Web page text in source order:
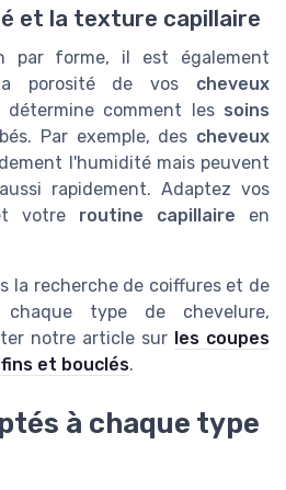
et la texture capillaire
par forme, il est également
porosité de vos cheveux
détermine comment les soins
Par exemple, des cheveux
l'humidité mais peuvent
rapidement. Adaptez vos
votre routine capillaire en
la recherche de coiffures et de
type de chevelure,
notre article sur les coupes
et bouclés.
à chaque type